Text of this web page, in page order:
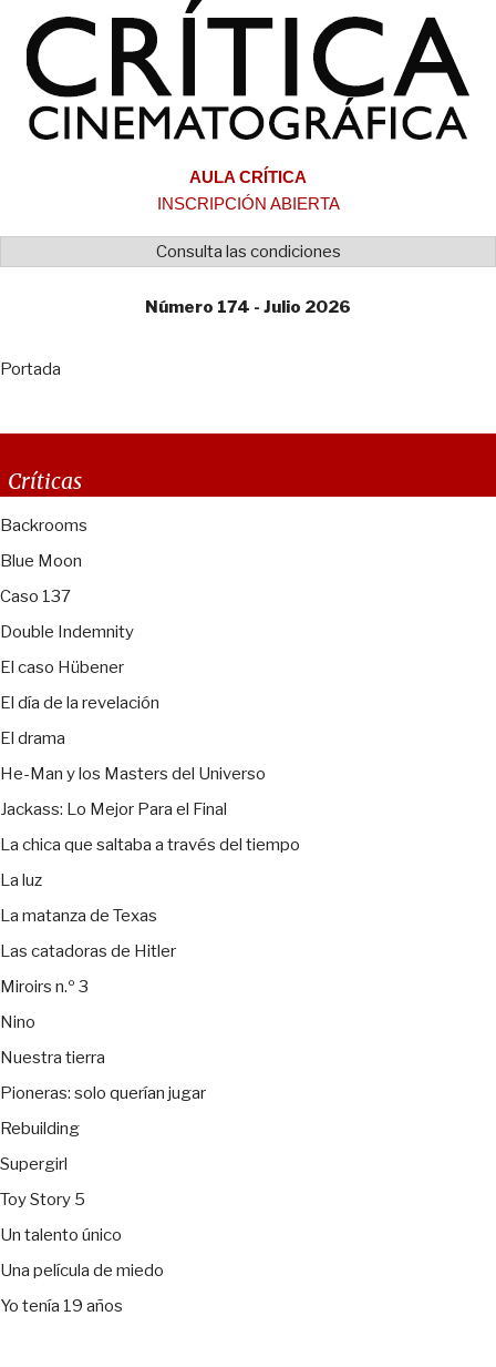
AULA CRÍTICA
INSCRIPCIÓN ABIERTA
Consulta las condiciones
Número 174 - Julio 2026
Portada
Críticas
Backrooms
Blue Moon
Caso 137
Double Indemnity
El caso Hübener
El día de la revelación
El drama
He-Man y los Masters del Universo
Jackass: Lo Mejor Para el Final
La chica que saltaba a través del tiempo
La luz
La matanza de Texas
Las catadoras de Hitler
Miroirs n.º 3
Nino
Nuestra tierra
Pioneras: solo querían jugar
Rebuilding
Supergirl
Toy Story 5
Un talento único
Una película de miedo
Yo tenía 19 años